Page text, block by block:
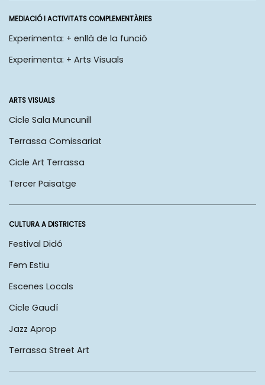
MEDIACIÓ I ACTIVITATS COMPLEMENTÀRIES
Experimenta: + enllà de la funció
Experimenta: + Arts Visuals
ARTS VISUALS
Cicle Sala Muncunill
Terrassa Comissariat
Cicle Art Terrassa
Tercer Paisatge
CULTURA A DISTRICTES
Festival Didó
Fem Estiu
Escenes Locals
Cicle Gaudí
Jazz Aprop
Terrassa Street Art